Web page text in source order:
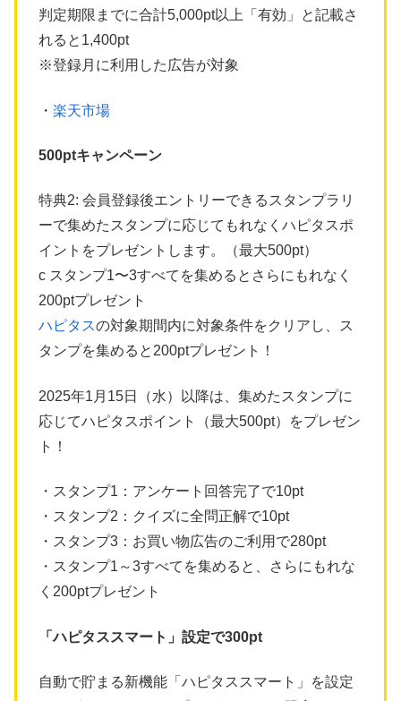
判定期限までに合計5,000pt以上「有効」と記載さ
れると1,400pt
※登録月に利用した広告が対象
・ 楽天市場
500ptキャンペーン
特典2: 会員登録後エントリーできるスタンプラリ
ーで集めたスタンプに応じてもれなくハピタスポ
イントをプレゼントします。（最大500pt）
c スタンプ1〜3すべてを集めるとさらにもれなく
200ptプレゼント
ハピタスの対象期間内に対象条件をクリアし、ス
タンプを集めると200ptプレゼント！
2025年1月15日（水）以降は、集めたスタンプに
応じてハピタスポイント（最大500pt）をプレゼン
ト！
・スタンプ1：アンケート回答完了で10pt
・スタンプ2：クイズに全問正解で10pt
・スタンプ3：お買い物広告のご利用で280pt
・スタンプ1～3すべてを集めると、さらにもれな
く200ptプレゼント
「ハピタススマート」設定で300pt
自動で貯まる新機能「ハピタススマート」を設定